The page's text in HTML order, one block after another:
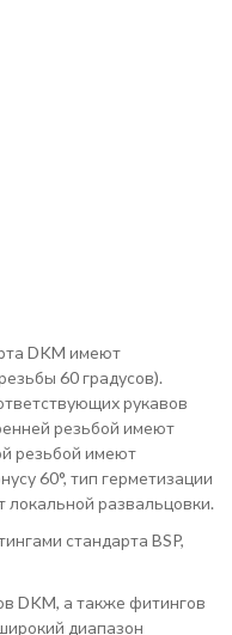
DKM имеют
60 градусов).
рукавов
резьбой имеют
резьбой имеют
60°, тип герметизации
локальной развальцовки.
стандарта BSP,
DKM, а также фитингов
диапазон